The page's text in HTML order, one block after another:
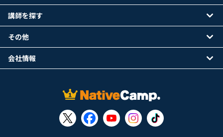
講師を探す
その他
会社情報